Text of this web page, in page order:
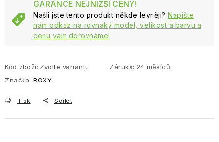
GARANCE NEJNIŽŠÍ CENY!
Našli jste tento produkt někde levněji? Napište
nám odkaz na rovnaký model, velikost a barvu a
cenu vám dorovnáme!
Kód zboží: Zvolte variantu Záruka: 24 měsíců
Značka: ROXY
Tisk Sdílet